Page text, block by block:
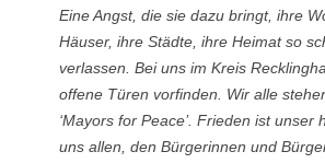
Eine Angst, die sie dazu bringt, ihre
Häuser, ihre Städte, ihre Heimat so
verlassen. Bei uns im Kreis
offene Türen vorfinden. Wir alle
‘Mayors for Peace’. Frieden ist unser
uns allen, den Bürgerinnen und